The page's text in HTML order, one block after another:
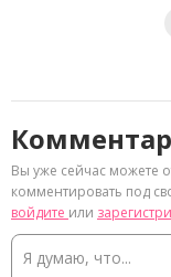
Вы уже сейчас можете
комментировать под
войдите или